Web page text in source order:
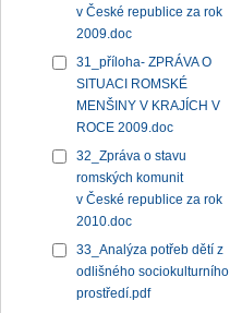
v České republice za rok
2009.doc
31_příloha- ZPRÁVA O
SITUACI ROMSKÉ
MENŠINY V KRAJÍCH V
ROCE 2009.doc
32_Zpráva o stavu
romských komunit
v České republice za rok
2010.doc
33_Analýza potřeb dětí z
odlišného sociokulturního
prostředí.pdf